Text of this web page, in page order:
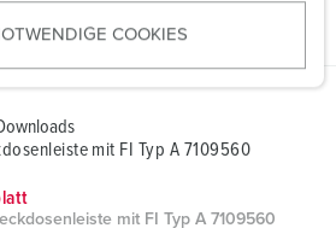
COOKIES
mit FI Typ A 7109560
mit FI Typ A 7109560